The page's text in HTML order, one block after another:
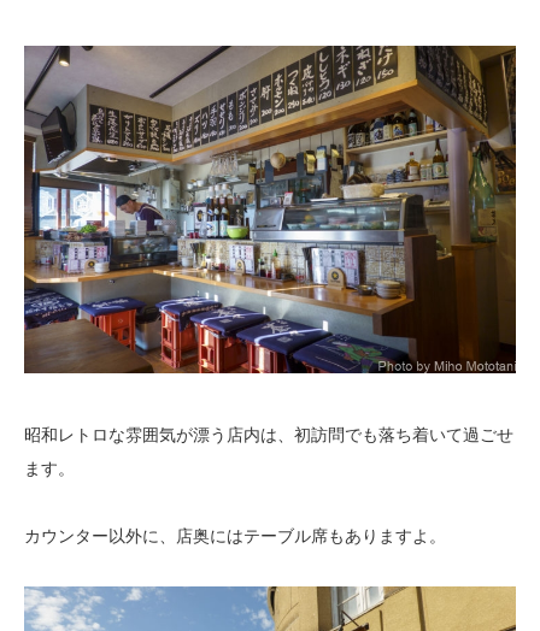
昭和レトロな雰囲気が漂う店内は、初訪問でも落ち着いて過ごせ
ます。
カウンター以外に、店奥にはテーブル席もありますよ。